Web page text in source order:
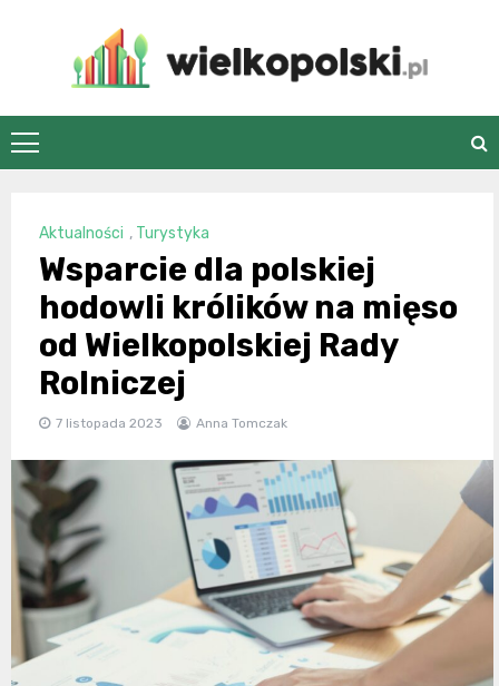
wielkopolski.pl
Aktualności , Turystyka
Wsparcie dla polskiej
hodowli królików na mięso
od Wielkopolskiej Rady
Rolniczej
7 listopada 2023 Anna Tomczak